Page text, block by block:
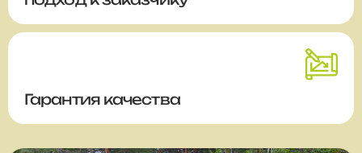
Гарантия качества